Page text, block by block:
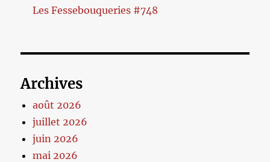
Les Fessebouqueries #748
Archives
août 2026
juillet 2026
juin 2026
mai 2026